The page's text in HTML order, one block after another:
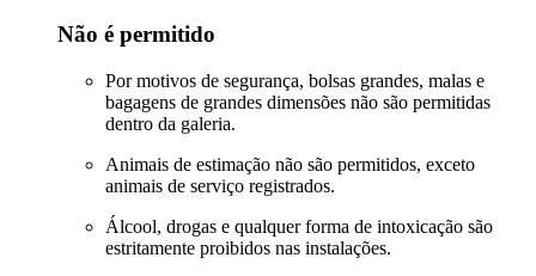
Não é permitido
Por motivos de segurança, bolsas grandes, malas e
bagagens de grandes dimensões não são permitidas
dentro da galeria.
Animais de estimação não são permitidos, exceto
animais de serviço registrados.
Álcool, drogas e qualquer forma de intoxicação são
estritamente proibidos nas instalações.